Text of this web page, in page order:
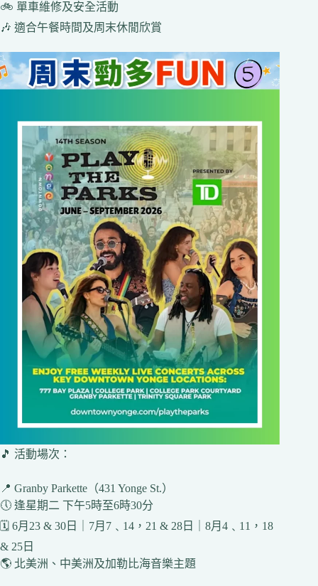
🚲 單車維修及安全活動
🎶 適合午餐時間及周末休閒欣賞
🎵 活動場次：
📍 Granby Parkette（431 Yonge St.）
🕔 逢星期二 下午5時至6時30分
🗓️ 6月23 & 30日｜7月7﹑14，21 & 28日｜8月4﹑11，18
& 25日
🌎 北美洲、中美洲及加勒比海音樂主題